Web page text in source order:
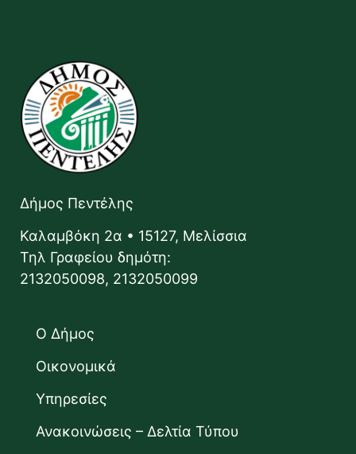
Δήμος Πεντέλης
Καλαμβόκη 2α • 15127, Μελίσσια
Τηλ Γραφείου δημότη:
2132050098, 2132050099
Ο Δήμος
Οικονομικά
Υπηρεσίες
Ανακοινώσεις – Δελτία Τύπου